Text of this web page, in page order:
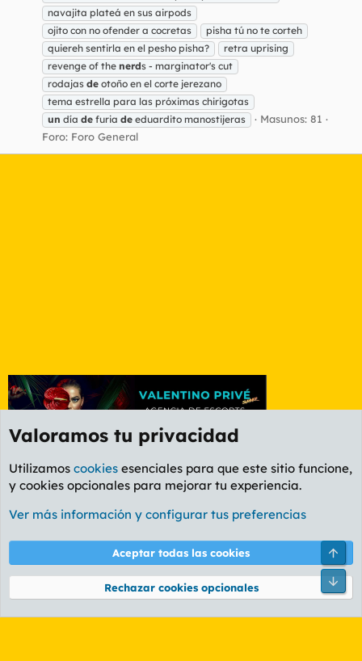
navajita plateá en sus airpods
ojito con no ofender a cocretas
pisha tú no te corteh
quiereh sentirla en el pesho pisha?
retra uprising
revenge of the nerds - marginator's cut
rodajas de otoño en el corte jerezano
tema estrella para las próximas chirigotas
un día de furia de eduardito manostijeras
Masunos: 81
Foro: Foro General
Etiquetas
Cookies
PL OLDSTYLE AMARILLO
Términos y reglas Política de privacidad Ayuda
Community platform by XenForo® © 2010-2026 XenForo Ltd.
Valoramos tu privacidad
Utilizamos cookies esenciales para que este sitio funcione,
y cookies opcionales para mejorar tu experiencia.
Ver más información y configurar tus preferencias
Aceptar todas las cookies
Rechazar cookies opcionales
Pie